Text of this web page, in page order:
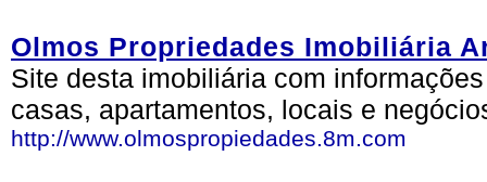
Olmos Propriedades Imobiliária
Site desta imobiliária com
casas, apartamentos, locais e
http://www.olmospropiedades.8m.com